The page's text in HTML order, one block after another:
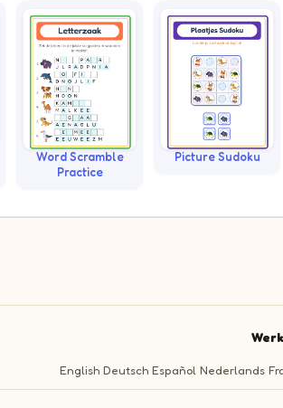
Word Scramble
Practice
Picture Sudoku
English Deutsch Español Nederlands